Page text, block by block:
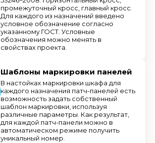
промежуточный кросс, главный кросс.
Для каждого из назначений введено
условное обозначение согласно
указанному ГОСТ. Условные
обозначения можно менять в
свойствах проекта.
Шаблоны маркировки панелей
В настойках маркировки шкафа для
каждого назначения патч-панелей есть
возможность задать собственный
шаблон маркировки, используя
различные параметры. Как результат,
для каждой патч-панели можно в
автоматическом режиме получить
уникальный номер.